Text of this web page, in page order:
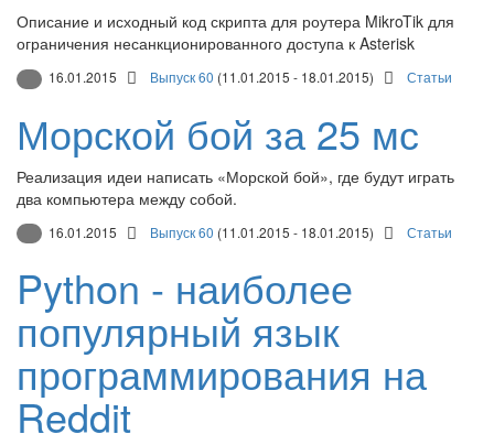
Описание и исходный код скрипта для роутера MikroTik для
ограничения несанкционированного доступа к Asterisk
16.01.2015 Выпуск 60 (11.01.2015 - 18.01.2015) Статьи
Морской бой за 25 мс
Реализация идеи написать «Морской бой», где будут играть
два компьютера между собой.
16.01.2015 Выпуск 60 (11.01.2015 - 18.01.2015) Статьи
Python - наиболее
популярный язык
программирования на
Reddit